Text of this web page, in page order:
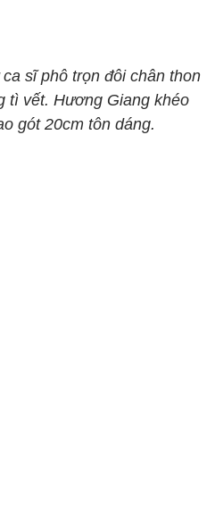
sĩ phô trọn đôi chân thon
tì vết. Hương Giang khéo
gót 20cm tôn dáng.